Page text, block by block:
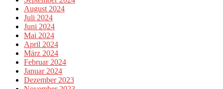
August 2024
Juli 2024
Juni 2024
Mai 2024
April 2024
März 2024
Februar 2024
Januar 2024
Dezember 2023